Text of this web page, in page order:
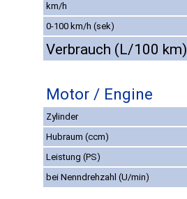
km/h
0-100 km/h (sek)
Verbrauch (L/100 km)
Motor / Engine
Zylinder
Hubraum (ccm)
Leistung (PS)
bei Nenndrehzahl (U/min)